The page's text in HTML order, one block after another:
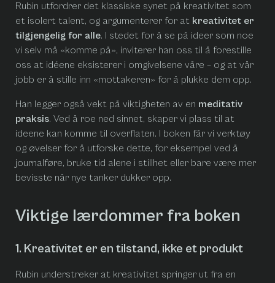
Rubin utfordrer det klassiske synet på kreativitet som
et isolert talent, og argumenterer for at kreativitet er
tilgjengelig for alle. I stedet for å se på ideer som noe
vi selv må «komme på», inviterer han oss til å forestille
oss at idéene eksisterer i omgivelsene våre – og at vår
jobb er å stille inn «mottakeren» for å plukke dem opp.
Han legger også vekt på viktigheten av en meditativ
praksis. Ved å roe ned sinnet, skaper vi plass til at
ideene kan komme til overflaten. I boken får vi verktøy
og øvelser for å utforske dette, for eksempel ved å
journalføre, bruke tid alene i stillhet eller bare være mer
bevisste når nye tanker dukker opp.
Viktige lærdommer fra boken
1. Kreativitet er en tilstand, ikke et produkt
Rubin understreker at kreativitet springer ut fra en